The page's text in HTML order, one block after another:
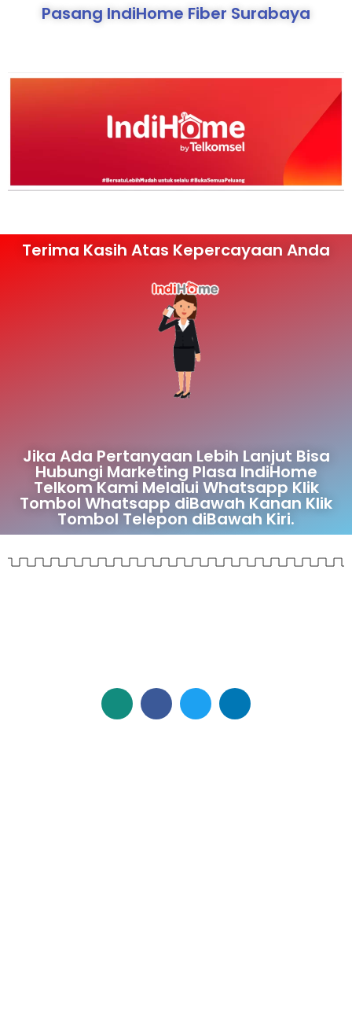
Pasang IndiHome Fiber Surabaya
Terima Kasih Atas Kepercayaan Anda
Jika Ada Pertanyaan Lebih Lanjut Bisa
Hubungi Marketing Plasa IndiHome
Telkom Kami Melalui Whatsapp Klik
Tombol Whatsapp diBawah Kanan Klik
Tombol Telepon diBawah Kiri.